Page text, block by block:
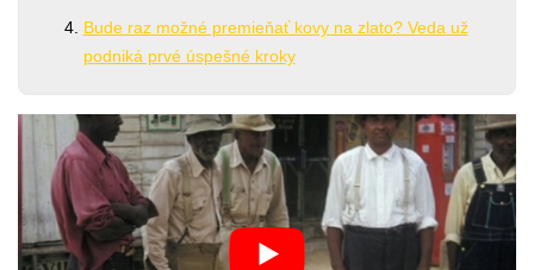
Bude raz možné premieňať kovy na zlato? Veda už
podniká prvé úspešné kroky